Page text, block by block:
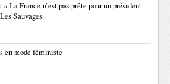
La France n’est pas prête pour un président
Sauvages
en mode féministe